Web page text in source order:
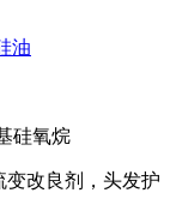
油
硅氧烷
改良剂，头发护